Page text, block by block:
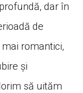
dar în
de
romantici,
și
să uităm